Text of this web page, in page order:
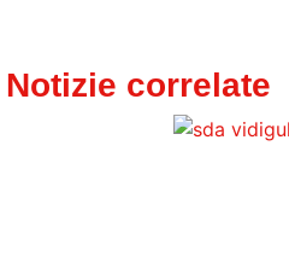
Notizie correlate